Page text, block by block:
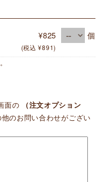
¥825
(税込 ¥891)
個
面の
（注文オプション
のお問い合わせがござい